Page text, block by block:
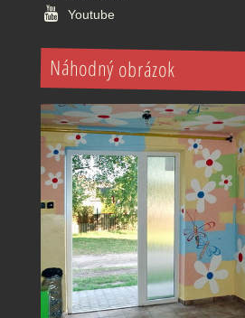
Youtube
Náhodný obrázok